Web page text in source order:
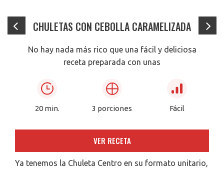
CHULETAS CON CEBOLLA CARAMELIZADA
No hay nada más rico que una fácil y deliciosa
receta preparada con unas
20 min. 3 porciones Fácil
VER RECETA
Ya tenemos la Chuleta Centro en su formato unitario,